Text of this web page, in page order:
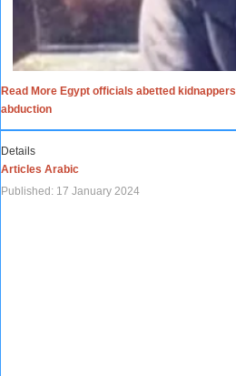
Read More Egypt officials abetted
abduction
Details
Articles Arabic
Published: 17 January 2024